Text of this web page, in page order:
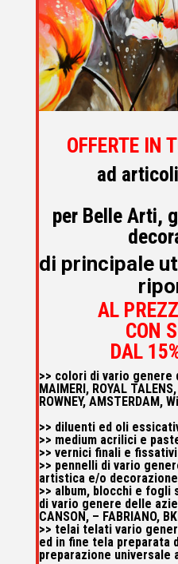
OFFERTE IN
ad
per Belle Arti,
di principale
AL
CON
DAL
>> colori di vario genere
MAIMERI, ROYAL
ROWNEY, AMSTERDAM,
>> diluenti ed oli
>> medium acrilici e
>> vernici finali e
>> pennelli di vario
artistica e/o decorazione
>> album, blocchi e
di vario genere delle
CANSON, – FABRIANO,
>> telai telati vario
ed in fine tela preparata
preparazione universale